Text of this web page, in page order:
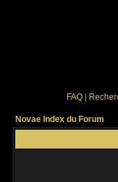
FAQ
Novae Index du Forum